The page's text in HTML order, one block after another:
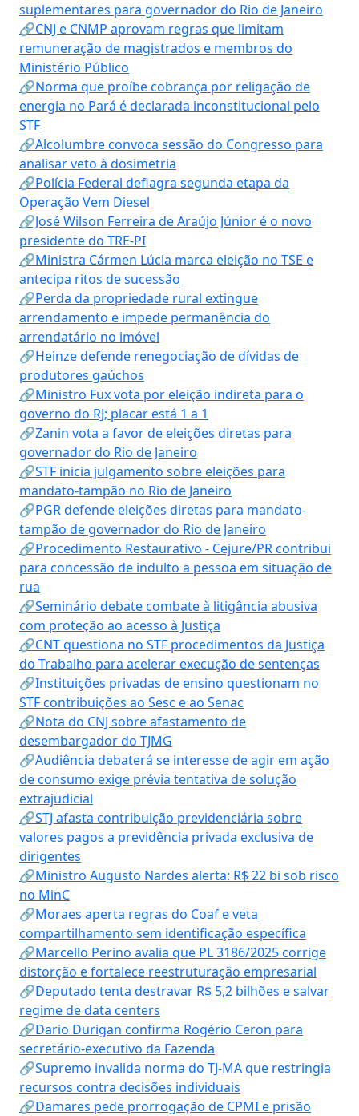
suplementares para governador do Rio de Janeiro
🔗CNJ e CNMP aprovam regras que limitam
remuneração de magistrados e membros do
Ministério Público
🔗Norma que proíbe cobrança por religação de
energia no Pará é declarada inconstitucional pelo
STF
🔗Alcolumbre convoca sessão do Congresso para
analisar veto à dosimetria
🔗Polícia Federal deflagra segunda etapa da
Operação Vem Diesel
🔗José Wilson Ferreira de Araújo Júnior é o novo
presidente do TRE-PI
🔗Ministra Cármen Lúcia marca eleição no TSE e
antecipa ritos de sucessão
🔗Perda da propriedade rural extingue
arrendamento e impede permanência do
arrendatário no imóvel
🔗Heinze defende renegociação de dívidas de
produtores gaúchos
🔗Ministro Fux vota por eleição indireta para o
governo do RJ; placar está 1 a 1
🔗Zanin vota a favor de eleições diretas para
governador do Rio de Janeiro
🔗STF inicia julgamento sobre eleições para
mandato-tampão no Rio de Janeiro
🔗PGR defende eleições diretas para mandato-
tampão de governador do Rio de Janeiro
🔗Procedimento Restaurativo - Cejure/PR contribui
para concessão de indulto a pessoa em situação de
rua
🔗Seminário debate combate à litigância abusiva
com proteção ao acesso à Justiça
🔗CNT questiona no STF procedimentos da Justiça
do Trabalho para acelerar execução de sentenças
🔗Instituições privadas de ensino questionam no
STF contribuições ao Sesc e ao Senac
🔗Nota do CNJ sobre afastamento de
desembargador do TJMG
🔗Audiência debaterá se interesse de agir em ação
de consumo exige prévia tentativa de solução
extrajudicial
🔗STJ afasta contribuição previdenciária sobre
valores pagos a previdência privada exclusiva de
dirigentes
🔗Ministro Augusto Nardes alerta: R$ 22 bi sob risco
no MinC
🔗Moraes aperta regras do Coaf e veta
compartilhamento sem identificação específica
🔗Marcello Perino avalia que PL 3186/2025 corrige
distorção e fortalece reestruturação empresarial
🔗Deputado tenta destravar R$ 5,2 bilhões e salvar
regime de data centers
🔗Dario Durigan confirma Rogério Ceron para
secretário-executivo da Fazenda
🔗Supremo invalida norma do TJ-MA que restringia
recursos contra decisões individuais
🔗Damares pede prorrogação de CPMI e prisão